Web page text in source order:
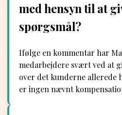
med hensyn til at
spørgsmål?
Ifølge en kommentar har
medarbejdere svært ved at
over det kunderne allerede
er ingen nævnt